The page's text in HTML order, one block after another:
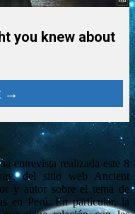
entrevista realizada este 8
del sitio web Ancient
y autor sobre el tema de
en Perú. En particular, la